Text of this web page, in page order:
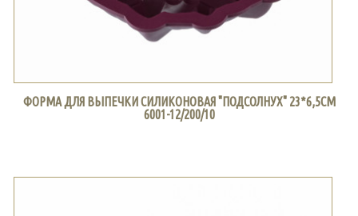
ФОРМА ДЛЯ ВЫПЕЧКИ СИЛИКОНОВАЯ "ПОДСОЛНУХ" 23*6,5СМ
6001-12/200/10